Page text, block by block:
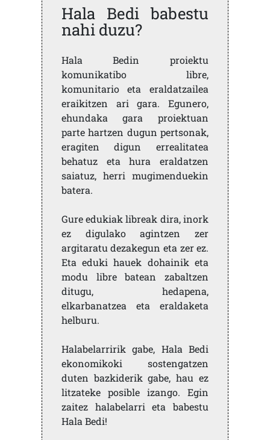
Hala Bedi babestu
nahi duzu?
Hala Bedin proiektu
komunikatibo libre,
komunitario eta eraldatzailea
eraikitzen ari gara. Egunero,
ehundaka gara proiektuan
parte hartzen dugun pertsonak,
eragiten digun errealitatea
behatuz eta hura eraldatzen
saiatuz, herri mugimenduekin
batera.
Gure edukiak libreak dira, inork
ez digulako agintzen zer
argitaratu dezakegun eta zer ez.
Eta eduki hauek dohainik eta
modu libre batean zabaltzen
ditugu, hedapena,
elkarbanatzea eta eraldaketa
helburu.
Halabelarririk gabe, Hala Bedi
ekonomikoki sostengatzen
duten bazkiderik gabe, hau ez
litzateke posible izango. Egin
zaitez halabelarri eta babestu
Hala Bedi!